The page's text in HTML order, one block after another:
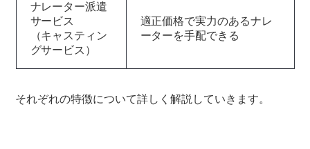
ナレーター派遣
サービス
（キャスティン
グサービス）
適正価格で実力のあるナレ
ーターを手配できる
それぞれの特徴について詳しく解説していきます。